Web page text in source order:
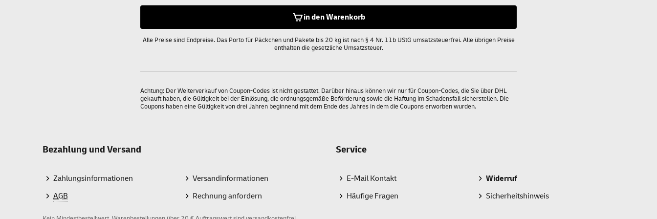
in den Warenkorb
Alle Preise sind Endpreise. Das Porto für Päckchen und Pakete bis 20 kg ist nach § 4 Nr. 11b UStG umsatzsteuerfrei. Alle übrigen Preise
enthalten die gesetzliche Umsatzsteuer.
Achtung: Der Weiterverkauf von Coupon-Codes ist nicht gestattet. Darüber hinaus können wir nur für Coupon-Codes, die Sie über DHL
gekauft haben, die Gültigkeit bei der Einlösung, die ordnungsgemäße Beförderung sowie die Haftung im Schadensfall sicherstellen. Die
Coupons haben eine Gültigkeit von drei Jahren beginnend mit dem Ende des Jahres in dem die Coupons erworben wurden.
Bezahlung und Versand
Zahlungsinformationen
AGB
Versandinformationen
Rechnung anfordern
Service
E-Mail Kontakt
Häufige Fragen
Widerruf
Sicherheitshinweis